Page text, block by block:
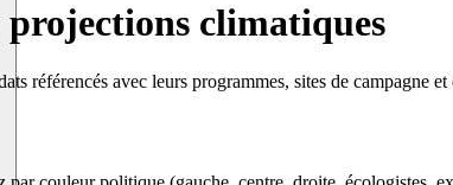
climatiques
référencés avec leurs programmes, sites de campagne